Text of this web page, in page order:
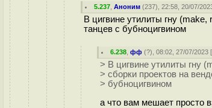
5.237 ,Аноним (237), 22:58, 20/07/
В цигвине утилиты гну
танцев с бубноцигвином
6.238 ,фф (?), 08:02, 27/07/2023 [
> В цигвине утилиты гну
> сборки проектов на
> бубноцигвином
а что вам мешает просто